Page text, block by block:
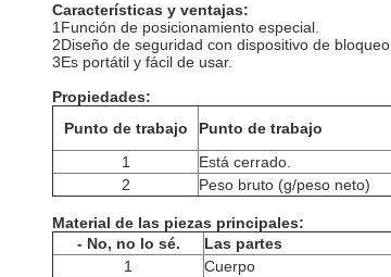
Características y ventajas:
1Función de posicionamiento especial.
2Diseño de seguridad con dispositivo de bloqueo.
3Es portátil y fácil de usar.
Propiedades:
Punto de trabajo
Punto de trabajo
1
Está cerrado.
2
Peso bruto (g/peso neto)
Material de las piezas principales:
- No, no lo sé.
Las partes
1
Cuerpo